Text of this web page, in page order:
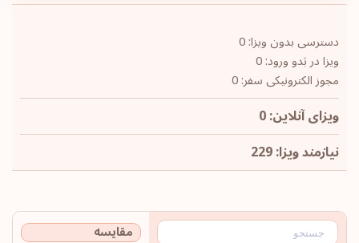
دسترسی بدون ویزا: 0
ویزا در بَدو ورود: 0
مجوز الکترونیکی سفر: 0
ویزای آنلاین: 0
نیازمند ویزا: 229
مقایسه